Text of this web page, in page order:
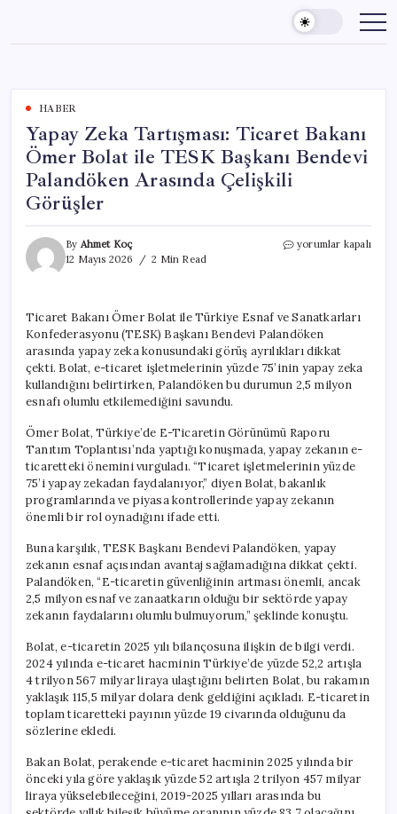
content
HABER
Yapay Zeka Tartışması: Ticaret Bakanı
Ömer Bolat ile TESK Başkanı Bendevi
Palandöken Arasında Çelişkili
Görüşler
By Ahmet Koç
12 Mayıs 2026
2 Min Read
Yapay
Ömer
Bolat
ile
TESK
Başkanı
Bendevi
Çelişkili
Görüşler
için
yorumlar kapalı
Ticaret Bakanı Ömer Bolat ile Türkiye Esnaf ve Sanatkarları
Konfederasyonu (TESK) Başkanı Bendevi Palandöken
arasında yapay zeka konusundaki görüş ayrılıkları dikkat
çekti. Bolat, e-ticaret işletmelerinin yüzde 75’inin yapay zeka
kullandığını belirtirken, Palandöken bu durumun 2,5 milyon
esnafı olumlu etkilemediğini savundu.
Ömer Bolat, Türkiye’de E-Ticaretin Görünümü Raporu
Tanıtım Toplantısı’nda yaptığı konuşmada, yapay zekanın e-
ticaretteki önemini vurguladı. “Ticaret işletmelerinin yüzde
75’i yapay zekadan faydalanıyor,” diyen Bolat, bakanlık
programlarında ve piyasa kontrollerinde yapay zekanın
önemli bir rol oynadığını ifade etti.
Buna karşılık, TESK Başkanı Bendevi Palandöken, yapay
zekanın esnaf açısından avantaj sağlamadığına dikkat çekti.
Palandöken, “E-ticaretin güvenliğinin artması önemli, ancak
2,5 milyon esnaf ve zanaatkarın olduğu bir sektörde yapay
zekanın faydalarını olumlu bulmuyorum,” şeklinde konuştu.
Bolat, e-ticaretin 2025 yılı bilançosuna ilişkin de bilgi verdi.
2024 yılında e-ticaret hacminin Türkiye’de yüzde 52,2 artışla
4 trilyon 567 milyar liraya ulaştığını belirten Bolat, bu rakamın
yaklaşık 115,5 milyar dolara denk geldiğini açıkladı. E-ticaretin
toplam ticaretteki payının yüzde 19 civarında olduğunu da
sözlerine ekledi.
Bakan Bolat, perakende e-ticaret hacminin 2025 yılında bir
önceki yıla göre yaklaşık yüzde 52 artışla 2 trilyon 457 milyar
liraya yükselebileceğini, 2019-2025 yılları arasında bu